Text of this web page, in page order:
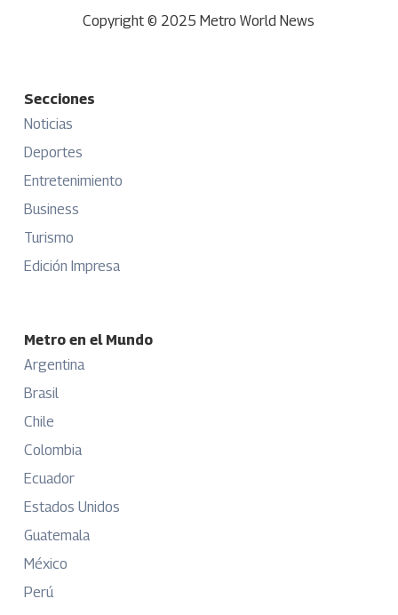
Copyright © 2025 Metro World News
Secciones
Noticias
Deportes
Entretenimiento
Business
Turismo
Edición Impresa
Metro en el Mundo
Argentina
Brasil
Chile
Colombia
Ecuador
Estados Unidos
Guatemala
México
Perú